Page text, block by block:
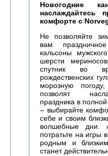
Новогодние
наслаждайтесь
комфорте с
Не позволяйте
вам
кальсоны
шерсти
спутник во
рождественских
морозную
позволят
праздника в
– выбирайте
себе и своим
волшебные дни.
потратьте на игры
родным и
станет